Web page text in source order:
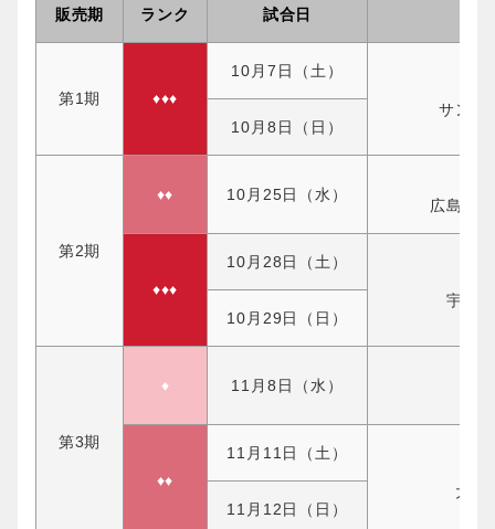
販売期 ランク 試合日
第1期 ♦♦♦
10月7日（土）
サンロ
10月8日（日）
第2期
♦♦ 10月25日（水）
広島ド
♦♦♦
10月28日（土）
宇都
10月29日（日）
第3期
♦ 11月8日（水）
♦♦
11月11日（土）
大阪
11月12日（日）